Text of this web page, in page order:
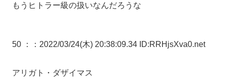
もうヒトラー級の扱いなんだろうな
50 ： ：2022/03/24(木) 20:38:09.34 ID:RRHjsXva0.net
アリガト・ダザイマス